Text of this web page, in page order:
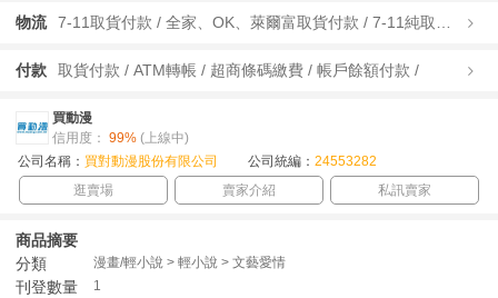
物流
付款 取貨付款 / ATM轉帳 / 超商條碼繳費 / 帳戶餘額付款 /
買動漫
信用度： 99% (上線中)
公司名稱： 買對動漫股份有限公司 公司統編： 24553282
逛賣場
賣家介紹 私訊賣家
商品摘要
分類
漫畫/輕小說 > 輕小說 > 文藝愛情
刊登數量 1